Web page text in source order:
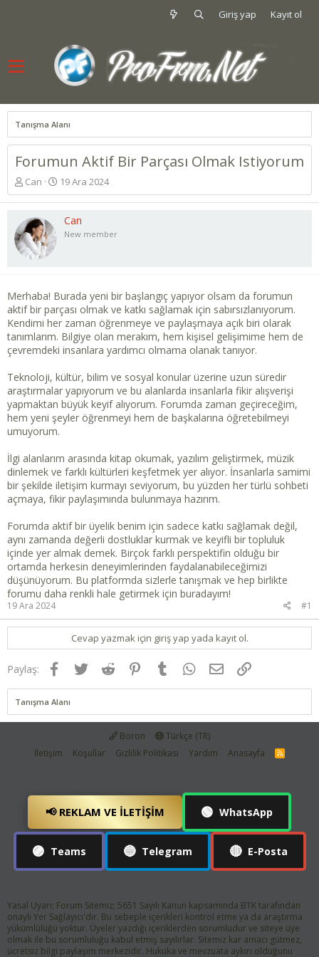
Giriş yap Kayıt ol
Tanışma Alanı
Forumun Aktif Bir Parçası Olmak Istiyorum
K
o
n
u
y
u
b
l
a
t
a
n
Can
B
a
ş
t
a
r
h
19 Ara 2024
Can
New member
Merhaba! Burada yeni bir başlangıç yapıyor olsam da forumun
aktif bir parçası olmak ve katkı sağlamak için sabırsızlanıyorum.
Kendimi her zaman öğrenmeye ve paylaşmaya açık biri olarak
tanımlarım. Bilgiye olan merakım, hem kişisel gelişimime hem de
çevremdeki insanlara yardımcı olmama olanak tanıyor.
Teknoloji, kültür, bilim ve sosyal konular üzerine uzun süredir
araştırmalar yapıyorum ve bu alanlarda insanlarla fikir alışverişi
yapmaktan büyük keyif alıyorum. Forumda zaman geçireceğim,
hem yeni şeyler öğrenmeyi hem de başkalarına öğretebilmeyi
umuyorum.
İlgi alanlarım arasında kitap okumak, yazılım geliştirmek, müzik
dinlemek ve farklı kültürleri keşfetmek yer alıyor. İnsanlarla samimi
bir şekilde iletişim kurmayı seviyorum, bu yüzden her türlü sohbeti
açmaya, fikir paylaşımında bulunmaya hazırım.
Forumda aktif bir üyelik benim için sadece katkı sağlamak değil,
aynı zamanda değerli dostluklar kurmak ve keyifli bir topluluk
içinde yer almak demek. Birçok farklı perspektifin olduğu bir
ortamda herkesin deneyimlerinden faydalanabileceğimizi
düşünüyorum. Bu platformda sizlerle tanışmak ve hep birlikte
forumu daha renkli hale getirmek için buradayım!
19 Ara 2024 #1
Cevap yazmak için giriş yap yada kayıt ol.
Paylaş: Facebook
TwitterReddit PinterestTumblrWhatsApp
E-postaLink
Tanışma Alanı
Boron
Türkçe (TR)
İletişim
Koşullar Gizlilik Politikası Yardım Anasayfa
R
📢 REKLAM VE İLETIŞIM 🟢 WhatsApp
🟣 Teams 🔵 Telegram 🔴 E-Posta
Yasal Uyarı: Forum Sitemiz; 5651 Sayılı Kanun kapsamında BTK tarafından
onaylı Yer Sağlayıcı'dır. Bu sebeple içerikleri kontrol etme ya da araştırma
yükümlülüğü yoktur. Üyeler yazdığı içeriklerden sorumludur ve siteye üye
olmak ile bu sorumluluğu kabul etmiş sayılırlar. Sitemiz kar amacı gütmez,
ücretsiz bilgi paylaşım merkezidir. Hukuka ve mevzuata aykırı olduğunu